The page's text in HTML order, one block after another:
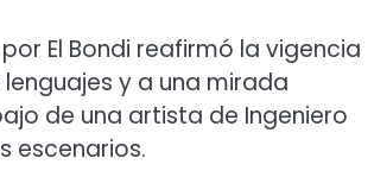
El Bondi reafirmó la vigencia
y a una mirada
de una artista de Ingeniero
escenarios.